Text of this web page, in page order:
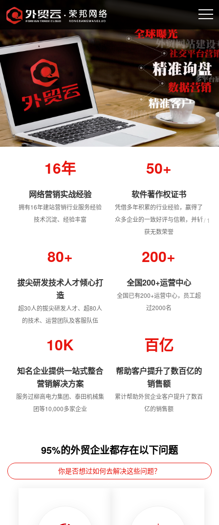
1/ 1
16年
网络营销实战经验
拥有16年建站营销行业服务经验
技术沉淀、经验丰富
50+
软件著作权证书
凭借多年积累的行业经验，赢得了
众多企业的一致好评与信赖，并斩
获无数荣誉
80+
拔尖研发技术人才倾心打
造
超30人的拔尖研发人才、超80人
的技术、运营团队及客服队伍
200+
全国200+运营中心
全国已有200+运营中心，员工超
过2000名
10K
知名企业提供一站式整合
营销解决方案
服务过柳高电力集团、泰田机械集
团等10,000多家企业
百亿
帮助客户提升了数百亿的
销售额
累计帮助外贸企业客户提升了数百
亿的销售额
95%的外贸企业都存在以下问题
你是否想过如何去解决这些问题？